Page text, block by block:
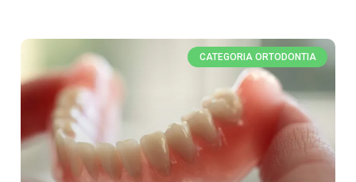
CATEGORIA ORTODONTIA